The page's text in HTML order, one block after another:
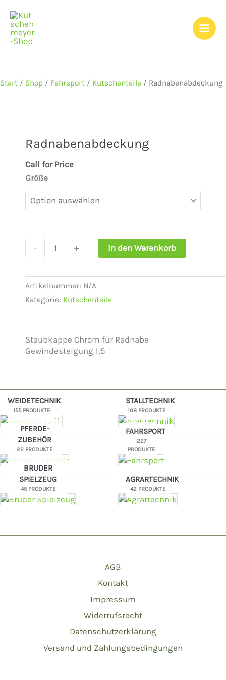
Inhalt
springen
Start / Shop / Fahrsport / Kutschenteile / Radnabenabdeckung
Radnabenabdeckung
Call for Price
Größe
-
Radnabenabdeckung
Menge
+ In den Warenkorb
Artikelnummer: N/A
Kategorie: Kutschenteile
Staubkappe Chrom für Radnabe
Gewindesteigung 1,5
WEIDETECHNIK
155 PRODUKTE
STALLTECHNIK
108 PRODUKTE
PFERDE-
ZUBEHÖR
22 PRODUKTE
FAHRSPORT
227
PRODUKTE
BRUDER
SPIELZEUG
45 PRODUKTE
AGRARTECHNIK
42 PRODUKTE
AGB
Kontakt
Impressum
Widerrufsrecht
Datenschutzerklärung
Versand und Zahlungsbedingungen